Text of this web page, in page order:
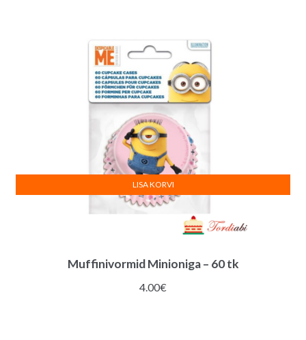
Muffinivormid Minioniga – 60 tk
4.00€
LISA KORVI